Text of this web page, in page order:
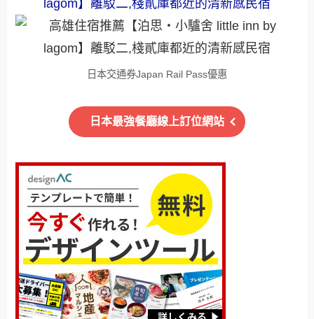
日本交通券Japan Rail Pass優惠
日本最強餐廳線上訂位網站